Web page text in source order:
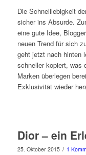
Die Schnelllebigkeit
sicher ins Absurde.
eine gute Idee,
neuen Trend für sich
geht jetzt nach hinten
schneller kopiert, was
Marken überlegen
Exklusivität wieder
Dior – ein
25. Oktober 2015 / 1